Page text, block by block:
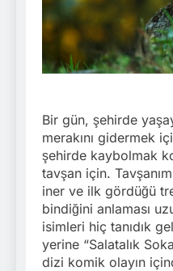
Bir gün, şehirde
merakını gidermek
şehirde kaybolmak
tavşan için.
iner ve ilk gördüğü
bindiğini anlaması
isimleri hiç tanıdık
yerine “Salatalık
dizi komik olayın